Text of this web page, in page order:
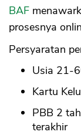
BAF
prosesnya
Persyaratan
Usia 21-
Kartu
PBB 2
terakhir